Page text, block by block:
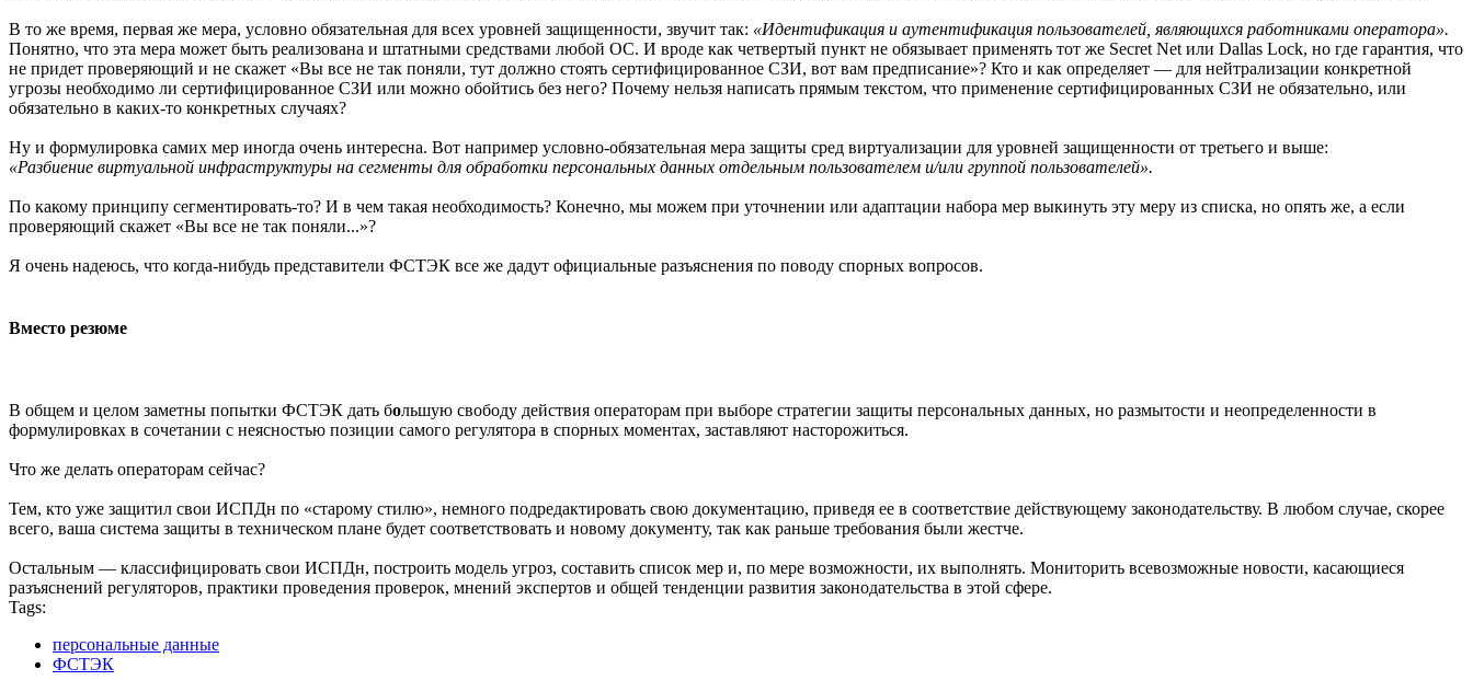
В то же время, первая же мера, условно обязательная для всех уровней защищенности, звучит так: «Идентификация и аутентификация пользователей, являющихся работниками оператора».
Понятно, что эта мера может быть реализована и штатными средствами любой ОС. И вроде как четвертый пункт не обязывает применять тот же Secret Net или Dallas Lock, но где гарантия, что
не придет проверяющий и не скажет «Вы все не так поняли, тут должно стоять сертифицированное СЗИ, вот вам предписание»? Кто и как определяет — для нейтрализации конкретной
угрозы необходимо ли сертифицированное СЗИ или можно обойтись без него? Почему нельзя написать прямым текстом, что применение сертифицированных СЗИ не обязательно, или
обязательно в каких-то конкретных случаях?
Ну и формулировка самих мер иногда очень интересна. Вот например условно-обязательная мера защиты сред виртуализации для уровней защищенности от третьего и выше:
«Разбиение виртуальной инфраструктуры на сегменты для обработки персональных данных отдельным пользователем и/или группой пользователей».
По какому принципу сегментировать-то? И в чем такая необходимость? Конечно, мы можем при уточнении или адаптации набора мер выкинуть эту меру из списка, но опять же, а если
проверяющий скажет «Вы все не так поняли...»?
Я очень надеюсь, что когда-нибудь представители ФСТЭК все же дадут официальные разъяснения по поводу спорных вопросов.
Вместо резюме
В общем и целом заметны попытки ФСТЭК дать большую свободу действия операторам при выборе стратегии защиты персональных данных, но размытости и неопределенности в
формулировках в сочетании с неясностью позиции самого регулятора в спорных моментах, заставляют насторожиться.
Что же делать операторам сейчас?
Тем, кто уже защитил свои ИСПДн по «старому стилю», немного подредактировать свою документацию, приведя ее в соответствие действующему законодательству. В любом случае, скорее
всего, ваша система защиты в техническом плане будет соответствовать и новому документу, так как раньше требования были жестче.
Остальным — классифицировать свои ИСПДн, построить модель угроз, составить список мер и, по мере возможности, их выполнять. Мониторить всевозможные новости, касающиеся
разъяснений регуляторов, практики проведения проверок, мнений экспертов и общей тенденции развития законодательства в этой сфере.
Tags:
персональные данные
ФСТЭК